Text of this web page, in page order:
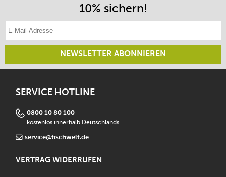
10% sichern!
E-Mail-Adresse eintragen
NEWSLETTER ABONNIEREN
SERVICE HOTLINE
0800 10 80 100
kostenlos innerhalb Deutschlands
service@tischwelt.de
VERTRAG WIDERRUFEN